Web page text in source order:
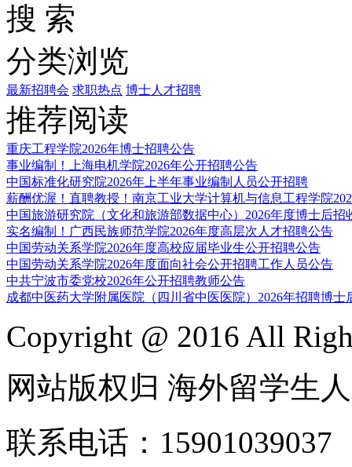
搜 索
分类浏览
最新招聘会 求职热点 博士人才招聘
推荐阅读
重庆工程学院2026年博士招聘公告
事业编制！上海电机学院2026年公开招聘公告
中国标准化研究院2026年上半年事业编制人员公开招聘
薪酬优渥！直聘教授！南京工业大学计算机与信息工程学院
中国旅游研究院（文化和旅游部数据中心）2026年度博士后招
实名编制！广西民族师范学院2026年度高层次人才招聘公告
中国劳动关系学院2026年度高校应届毕业生公开招聘公告
中国劳动关系学院2026年度面向社会公开招聘工作人员公告
中共宁波市委党校2026年公开招聘教师公告
成都中医药大学附属医院（四川省中医医院）2026年招聘博士
Copyright @ 2016 All
网站版权归 海外留学生
联系电话：